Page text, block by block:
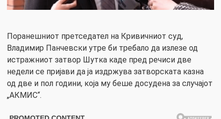
Поранешниот претседател на Кривичниот суд,
Владимир Панчевски утре би требало да излезе од
истражниот затвор Шутка каде пред речиси две
недели се пријави да ја издржува затворската казна
од две и пол години, која му беше досудена за случајот
„АКМИС“.